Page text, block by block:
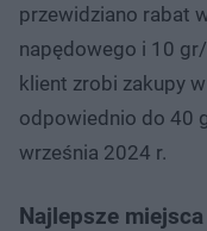
przewidziano rabat
napędowego i 10
klient zrobi zakupy
odpowiednio do 40
września 2024 r.
Najlepsze